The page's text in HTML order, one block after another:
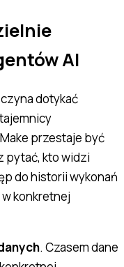
AI
dotykać
przestaje być
pytać, kto widzi
do historii wykonań
konkretnej
. Czasem dane